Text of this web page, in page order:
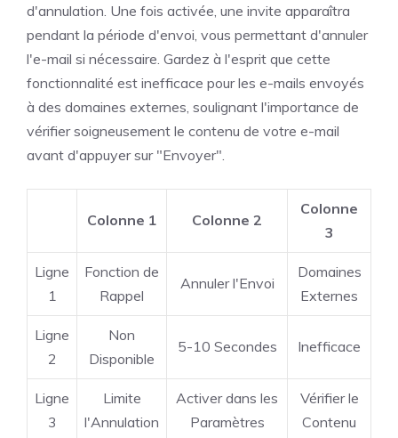
d'annulation. Une fois activée, une invite apparaîtra
pendant la période d'envoi, vous permettant d'annuler
l'e-mail si nécessaire. Gardez à l'esprit que cette
fonctionnalité est inefficace pour les e-mails envoyés
à des domaines externes, soulignant l'importance de
vérifier soigneusement le contenu de votre e-mail
avant d'appuyer sur "Envoyer".
Colonne 1 Colonne 2
Colonne
3
Ligne
1
Fonction de
Rappel
Annuler l'Envoi
Domaines
Externes
Ligne
2
Non
Disponible
5-10 Secondes Inefficace
Ligne
3
Limite
l'Annulation
Activer dans les
Paramètres
Vérifier le
Contenu